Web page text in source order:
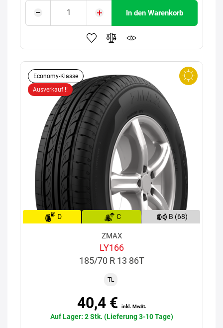
In den Warenkorb
Economy-Klasse
Ausverkauf !!
D C B (68)
ZMAX
LY166
185/70 R 13 86T
TL
40,4 € inkl. MwSt.
Auf Lager: 2 Stk. (Lieferung 3-10 Tage)